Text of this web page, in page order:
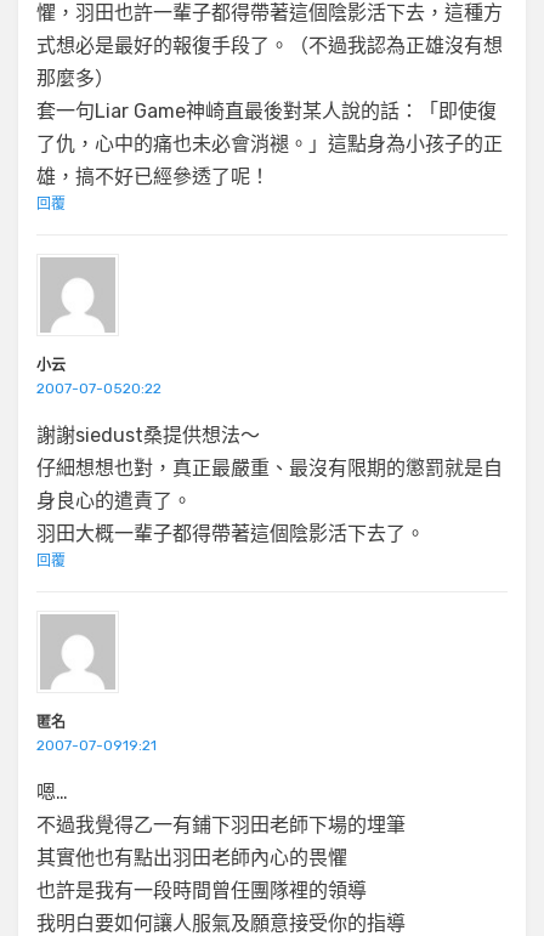
懼，羽田也許一輩子都得帶著這個陰影活下去，這種方
式想必是最好的報復手段了。（不過我認為正雄沒有想
那麼多）
套一句Liar Game神崎直最後對某人說的話：「即使復
了仇，心中的痛也未必會消褪。」這點身為小孩子的正
雄，搞不好已經參透了呢！
回覆
小云
2007-07-0520:22
謝謝siedust桑提供想法～
仔細想想也對，真正最嚴重、最沒有限期的懲罰就是自
身良心的遣責了。
羽田大概一輩子都得帶著這個陰影活下去了。
回覆
匿名
2007-07-0919:21
嗯…
不過我覺得乙一有鋪下羽田老師下場的埋筆
其實他也有點出羽田老師內心的畏懼
也許是我有一段時間曾任團隊裡的領導
我明白要如何讓人服氣及願意接受你的指導